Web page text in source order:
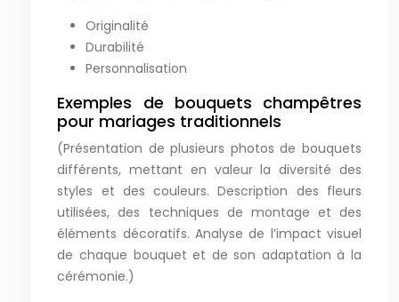
Originalité
Durabilité
Personnalisation
Exemples de bouquets champêtres
pour mariages traditionnels
(Présentation de plusieurs photos de bouquets
différents, mettant en valeur la diversité des
styles et des couleurs. Description des fleurs
utilisées, des techniques de montage et des
éléments décoratifs. Analyse de l’impact visuel
de chaque bouquet et de son adaptation à la
cérémonie.)